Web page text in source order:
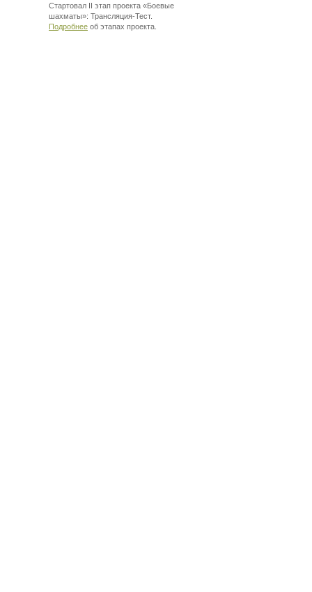
Стартовал II этап проекта «Боевые
шахматы»: Трансляция-Тест.
Подробнее об этапах проекта.